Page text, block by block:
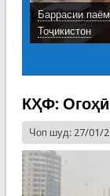
Баррасии
Тоҷикистон
КҲФ:
Чоп шуд: 27/01/